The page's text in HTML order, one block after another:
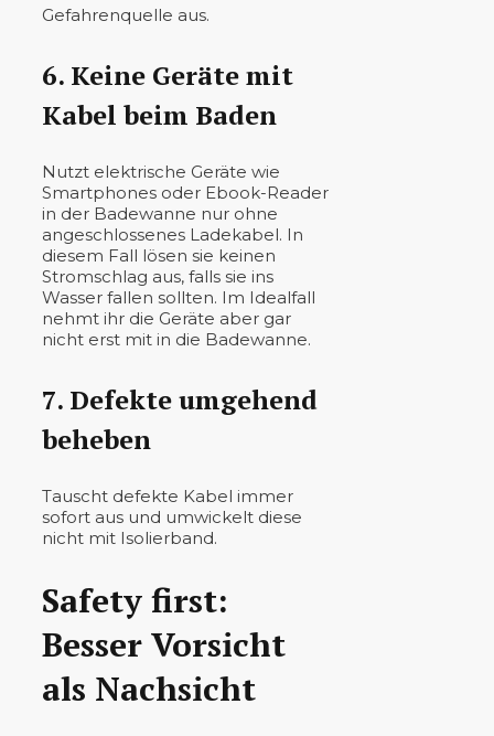
Gefahrenquelle aus.
6. Keine Geräte mit
Kabel beim Baden
Nutzt elektrische Geräte wie
Smartphones oder Ebook-Reader
in der Badewanne nur ohne
angeschlossenes Ladekabel. In
diesem Fall lösen sie keinen
Stromschlag aus, falls sie ins
Wasser fallen sollten. Im Idealfall
nehmt ihr die Geräte aber gar
nicht erst mit in die Badewanne.
7. Defekte umgehend
beheben
Tauscht defekte Kabel immer
sofort aus und umwickelt diese
nicht mit Isolierband.
Safety first:
Besser Vorsicht
als Nachsicht